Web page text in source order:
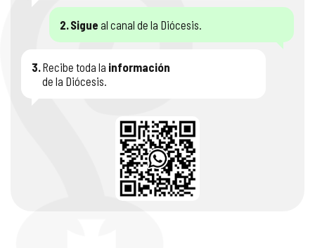
2.Sigue al canal de la Diócesis.
3.Recibe toda la información
de la Diócesis.